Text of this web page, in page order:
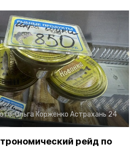
Ольга Корженко Астрахань 24
рейд по